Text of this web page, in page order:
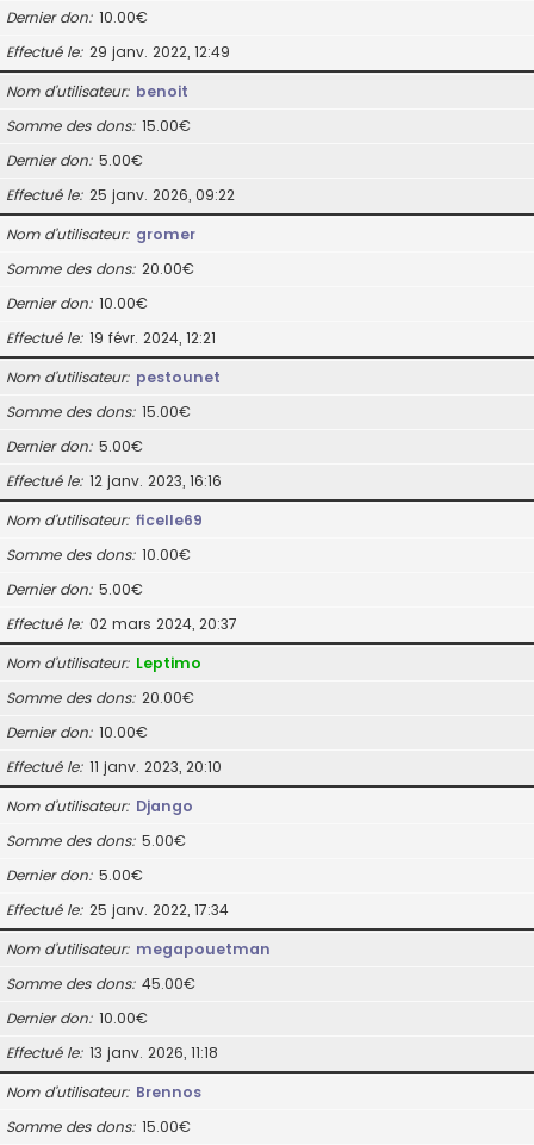
Dernier don 10.00€
Effectué le 29 janv. 2022, 12:49
Nom d’utilisateur benoit
Somme des dons 15.00€
Dernier don 5.00€
Effectué le 25 janv. 2026, 09:22
Nom d’utilisateur gromer
Somme des dons 20.00€
Dernier don 10.00€
Effectué le 19 févr. 2024, 12:21
Nom d’utilisateur pestounet
Somme des dons 15.00€
Dernier don 5.00€
Effectué le 12 janv. 2023, 16:16
Nom d’utilisateur ficelle69
Somme des dons 10.00€
Dernier don 5.00€
Effectué le 02 mars 2024, 20:37
Nom d’utilisateur Leptimo
Somme des dons 20.00€
Dernier don 10.00€
Effectué le 11 janv. 2023, 20:10
Nom d’utilisateur Django
Somme des dons 5.00€
Dernier don 5.00€
Effectué le 25 janv. 2022, 17:34
Nom d’utilisateur megapouetman
Somme des dons 45.00€
Dernier don 10.00€
Effectué le 13 janv. 2026, 11:18
Nom d’utilisateur Brennos
Somme des dons 15.00€